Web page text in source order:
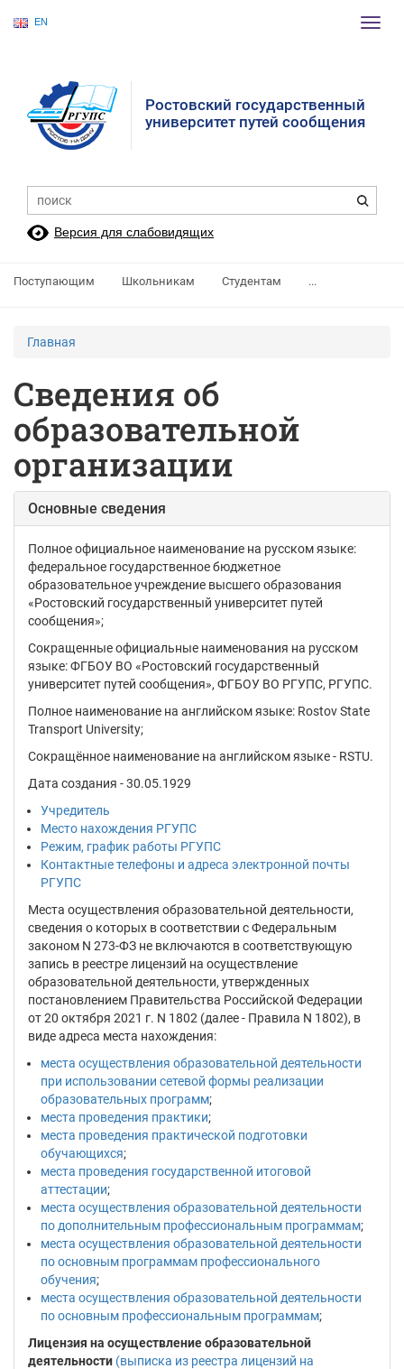
EN
Ростовский государственный
университет путей сообщения
Версия для слабовидящих
Поступающим Школьникам Студентам ...
Главная
Сведения об
образовательной
организации
Основные сведения
Полное официальное наименование на русском языке:
федеральное государственное бюджетное
образовательное учреждение высшего образования
«Ростовский государственный университет путей
сообщения»;
Сокращенные официальные наименования на русском
языке:ФГБОУ ВО «Ростовский государственный
университет путей сообщения», ФГБОУ ВО РГУПС, РГУПС.
Полное наименование на английском языке: Rostov State
Transport University;
Сокращённое наименование на английском языке - RSTU.
Дата создания - 30.05.1929
Учредитель
Место нахождения РГУПС
Режим, график работы РГУПС
Контактные телефоны и адреса электронной почты
РГУПС
Места осуществления образовательной деятельности,
сведения о которых в соответствии с Федеральным
законом N 273-ФЗ не включаются в соответствующую
запись в реестре лицензий на осуществление
образовательной деятельности, утвержденных
постановлением Правительства Российской Федерации
от 20 октября 2021 г. N 1802 (далее - Правила N 1802), в
виде адреса места нахождения:
места осуществления образовательной деятельности
при использовании сетевой формы реализации
образовательных программ;
места проведения практики;
места проведения практической подготовки
обучающихся;
места проведения государственной итоговой
аттестации;
места осуществления образовательной деятельности
по дополнительным профессиональным программам;
места осуществления образовательной деятельности
по основным программам профессионального
обучения;
места осуществления образовательной деятельности
по основным профессиональным программам;
Лицензия на осуществление образовательной
деятельности (выписка из реестра лицензий на